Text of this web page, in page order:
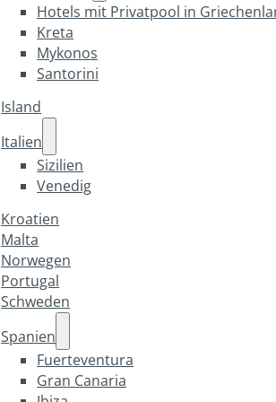
Hotels mit Privatpool in
Kreta
Mykonos
Santorini
Island
Italien
Sizilien
Venedig
Kroatien
Malta
Norwegen
Portugal
Schweden
Spanien
Fuerteventura
Gran Canaria